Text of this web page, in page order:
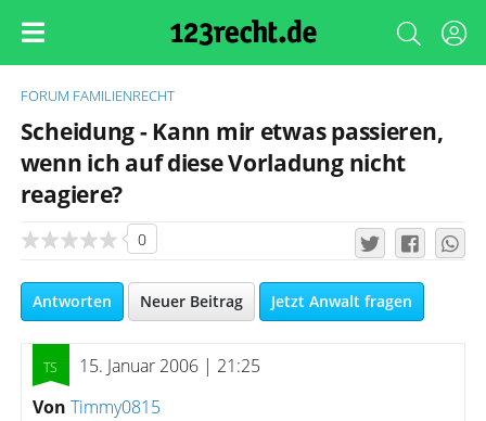
FORUM FAMILIENRECHT
Scheidung - Kann mir etwas passieren,
wenn ich auf diese Vorladung nicht
reagiere?
0
Antworten Neuer Beitrag Jetzt Anwalt fragen
15. Januar 2006 | 21:25
Von Timmy0815